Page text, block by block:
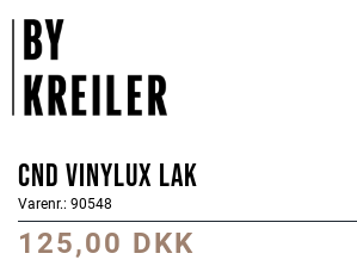
CND Vinylux Lak
Varenr.: 90548
125,00 DKK